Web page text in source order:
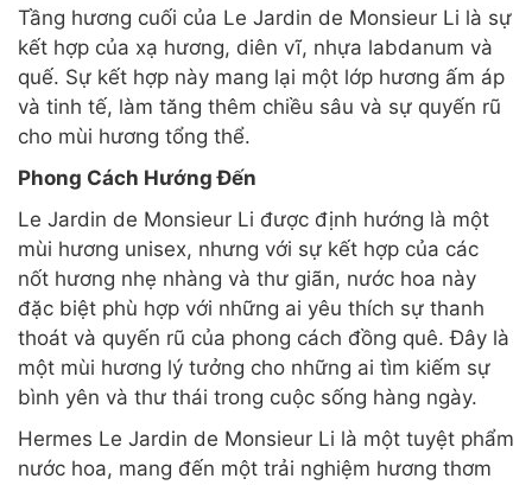
Tầng hương cuối của Le Jardin de Monsieur Li là sự
kết hợp của xạ hương, diên vĩ, nhựa labdanum và
quế. Sự kết hợp này mang lại một lớp hương ấm áp
và tinh tế, làm tăng thêm chiều sâu và sự quyến rũ
cho mùi hương tổng thể.
Phong Cách Hướng Đến
Le Jardin de Monsieur Li được định hướng là một
mùi hương unisex, nhưng với sự kết hợp của các
nốt hương nhẹ nhàng và thư giãn, nước hoa này
đặc biệt phù hợp với những ai yêu thích sự thanh
thoát và quyến rũ của phong cách đồng quê. Đây là
một mùi hương lý tưởng cho những ai tìm kiếm sự
bình yên và thư thái trong cuộc sống hàng ngày.
Hermes Le Jardin de Monsieur Li là một tuyệt phẩm
nước hoa, mang đến một trải nghiệm hương thơm